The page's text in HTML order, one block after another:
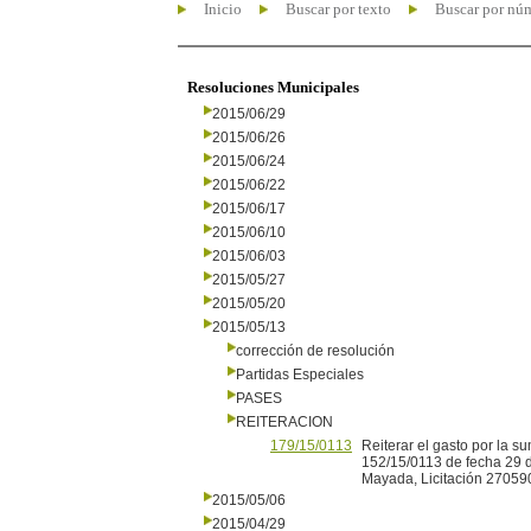
Inicio Buscar por texto Buscar por
Resoluciones Municipales
2015/06/29
2015/06/26
2015/06/24
2015/06/22
2015/06/17
2015/06/10
2015/06/03
2015/05/27
2015/05/20
2015/05/13
corrección de resolución
Partidas Especiales
PASES
REITERACION
179/15/0113
Reiterar el gasto por la
152/15/0113 de fecha 29
Mayada, Licitación
2015/05/06
2015/04/29